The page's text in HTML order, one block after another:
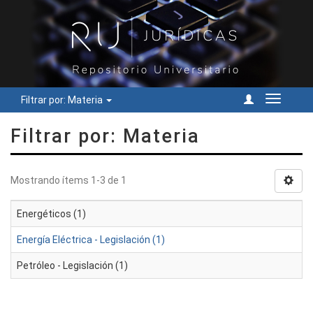
Filtrar por: Materia
Cambiar
Filtrar por: Materia
Mostrando ítems 1-3 de 1
Energéticos (1)
Energía Eléctrica - Legislación (1)
Petróleo - Legislación (1)